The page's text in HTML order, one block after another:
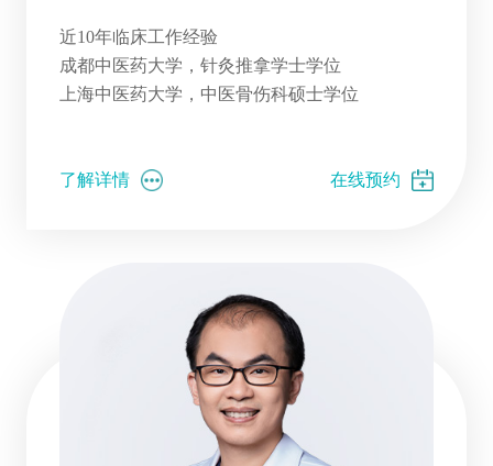
近10年临床工作经验
成都中医药大学，针灸推拿学士学位
上海中医药大学，中医骨伤科硕士学位
了解详情 在线预约